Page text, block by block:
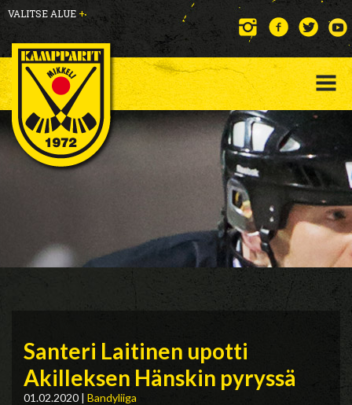
VALITSE ALUE +
Santeri Laitinen upotti
Akilleksen Hänskin pyryssä
01.02.2020 | Bandyliiga